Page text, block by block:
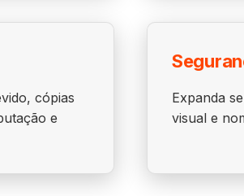
cópias
e
Expanda
visual e